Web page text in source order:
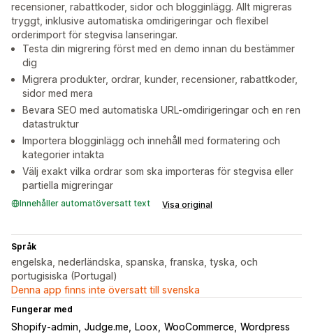
recensioner, rabattkoder, sidor och blogginlägg. Allt migreras
tryggt, inklusive automatiska omdirigeringar och flexibel
orderimport för stegvisa lanseringar.
Testa din migrering först med en demo innan du bestämmer
dig
Migrera produkter, ordrar, kunder, recensioner, rabattkoder,
sidor med mera
Bevara SEO med automatiska URL-omdirigeringar och en ren
datastruktur
Importera blogginlägg och innehåll med formatering och
kategorier intakta
Välj exakt vilka ordrar som ska importeras för stegvisa eller
partiella migreringar
Innehåller automatöversatt text Visa original
Språk
engelska, nederländska, spanska, franska, tyska, och
portugisiska (Portugal)
Denna app finns inte översatt till svenska
Fungerar med
Shopify-admin Judge.me Loox WooCommerce Wordpress